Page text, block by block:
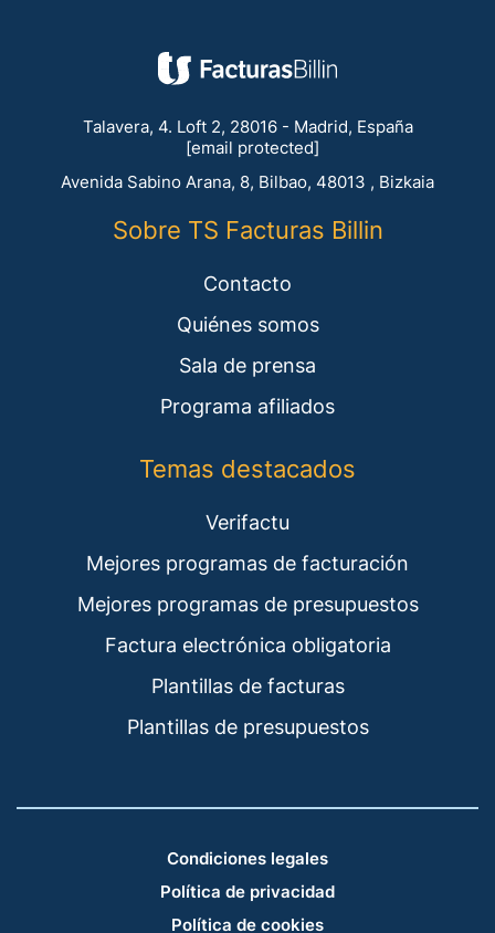
Talavera, 4. Loft 2, 28016 - Madrid, España
[email protected]
Avenida Sabino Arana, 8, Bilbao, 48013 , Bizkaia
Sobre TS Facturas Billin
Contacto
Quiénes somos
Sala de prensa
Programa afiliados
Temas destacados
Verifactu
Mejores programas de facturación
Mejores programas de presupuestos
Factura electrónica obligatoria
Plantillas de facturas
Plantillas de presupuestos
Condiciones legales
Política de privacidad
Política de cookies